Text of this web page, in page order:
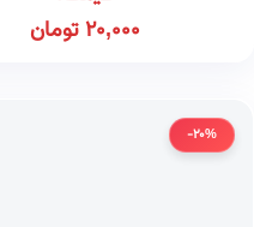
20,000تومان
-20%